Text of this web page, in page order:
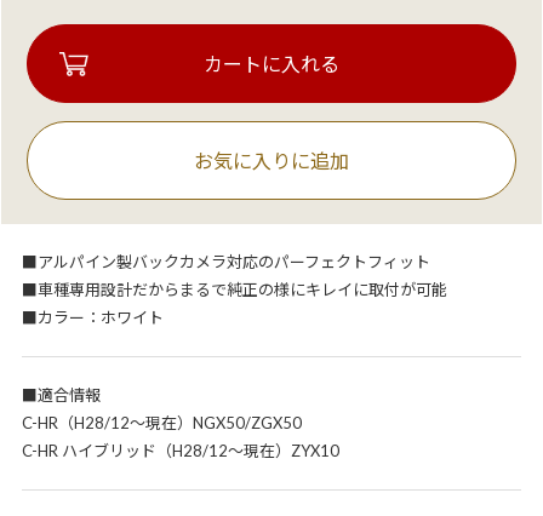
お気に入りに追加
■アルパイン製バックカメラ対応のパーフェクトフィット
■車種専用設計だからまるで純正の様にキレイに取付が可能
■カラー：ホワイト
■適合情報
C-HR（H28/12～現在）NGX50/ZGX50
C-HR ハイブリッド（H28/12～現在）ZYX10